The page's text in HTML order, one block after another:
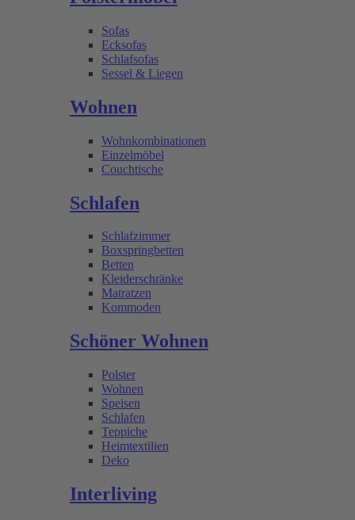
Sofas
Ecksofas
Schlafsofas
Sessel & Liegen
Wohnen
Wohnkombinationen
Einzelmöbel
Couchtische
Schlafen
Schlafzimmer
Boxspringbetten
Betten
Kleiderschränke
Matratzen
Kommoden
Schöner Wohnen
Polster
Wohnen
Speisen
Schlafen
Teppiche
Heimtextilien
Deko
Interliving